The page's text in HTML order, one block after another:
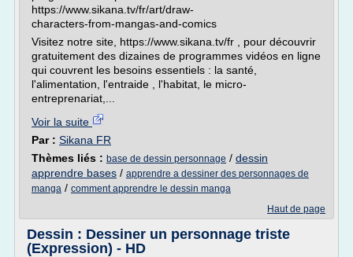
https://www.sikana.tv/fr/art/draw-
characters-from-mangas-and-comics
Visitez notre site, https://www.sikana.tv/fr , pour découvrir
gratuitement des dizaines de programmes vidéos en ligne
qui couvrent les besoins essentiels : la santé,
l'alimentation, l'entraide , l'habitat, le micro-
entreprenariat,...
Voir la suite
Par : Sikana FR
Thèmes liés : base de dessin personnage / dessin
apprendre bases / apprendre a dessiner des personnages de
manga / comment apprendre le dessin manga
Haut de page
Dessin : Dessiner un personnage triste
(Expression) - HD